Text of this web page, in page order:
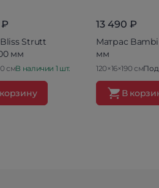
₽
Strutt
мм
смВ наличии 1 шт.
13 490 ₽
Матрас Bambi
мм
120×16×190 смПод
В